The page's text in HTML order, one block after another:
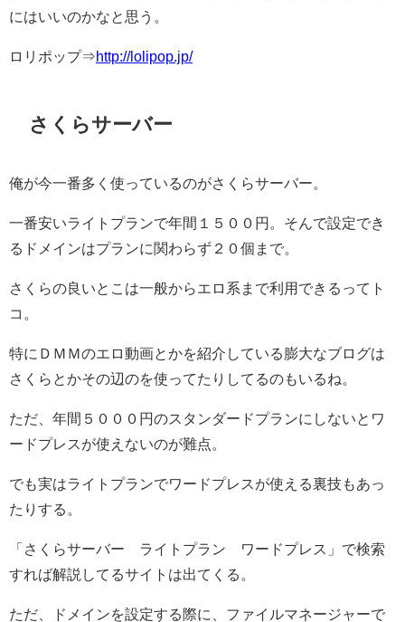
にはいいのかなと思う。
ロリポップ⇒http://lolipop.jp/
さくらサーバー
俺が今一番多く使っているのがさくらサーバー。
一番安いライトプランで年間１５００円。そんで設定でき
るドメインはプランに関わらず２０個まで。
さくらの良いとこは一般からエロ系まで利用できるってト
コ。
特にＤＭＭのエロ動画とかを紹介している膨大なブログは
さくらとかその辺のを使ってたりしてるのもいるね。
ただ、年間５０００円のスタンダードプランにしないとワ
ードプレスが使えないのが難点。
でも実はライトプランでワードプレスが使える裏技もあっ
たりする。
「さくらサーバー ライトプラン ワードプレス」で検索
すれば解説してるサイトは出てくる。
ただ、ドメインを設定する際に、ファイルマネージャーで